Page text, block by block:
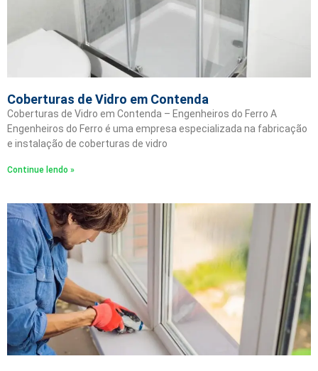
Coberturas de Vidro em Contenda
Coberturas de Vidro em Contenda – Engenheiros do Ferro A
Engenheiros do Ferro é uma empresa especializada na fabricação
e instalação de coberturas de vidro
Continue lendo »